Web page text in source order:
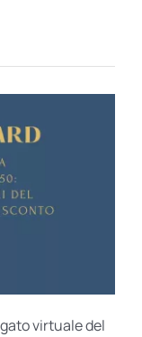
virtuale del